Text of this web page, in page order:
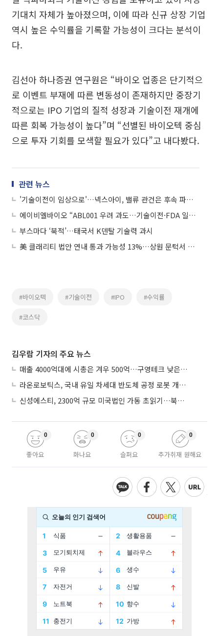
기대치 자체가 높아졌으며, 이에 따라 신규 상장 기업
역시 높은 수익률을 기록할 가능성이 크다는 분석이
다.
김선아 하나증권 연구원은 “바이오 업종은 단기적으
로 이벤트 부재에 따른 변동성이 존재하지만 중장기
적으로는 IPO 기업의 질적 성장과 기술이전 재개에
따른 회복 가능성이 높다”며 “선별된 바이오텍 중심
으로 투자 기회를 모색할 필요가 있다”고 내다봤다.
관련 뉴스
'기술이전이 임상으로'…넥스아이, 밸류 관건은 후속 파이프라인
에이비엘바이오 “ABL001 우려 과도…기술이전·FDA 일정 차질 없다”
부스마다 ‘북적’…태국서 K덴탈 기술력 과시
美 클래리티 법안 연내 통과 가능성 13%…상원 문턱서 제동
#바이오텍 #기술이전 #IPO #수익률
#코스닥
김우람 기자의 주요 뉴스
매출 4000억대에 시총은 겨우 500억…구영테크 낮은 몸값에 저가 승계 마무리
라온로보틱스, 국내 유일 차세대 반도체 공정 로봇 개발 ‘고객사 테스트 진행’
신성에스티, 2300억 규모 미국법인 가동 초읽기…북미 ESS 공략 본격화
좋아요
0
화나요
0
슬퍼요
0
추가취재 원해요
0